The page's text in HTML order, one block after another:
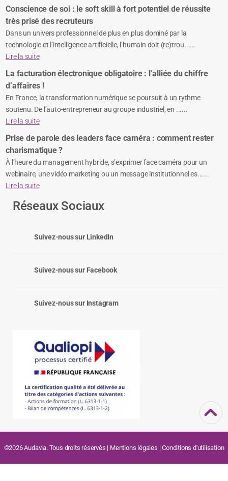
Conscience de soi : le soft skill à fort potentiel de réussite
très prisé des recruteurs
Dans un univers professionnel de plus en plus dominé par la
technologie et l’intelligence artificielle, l’humain doit (re)trou......
Lire la suite
La facturation électronique obligatoire : l’alliée du chiffre
d’affaires !
En France, la transformation numérique se poursuit à un rythme
soutenu. De l’auto-entrepreneur au groupe industriel, en ......
Lire la suite
Prise de parole des leaders face caméra : comment rester
charismatique ?
À l’heure du management hybride, s’exprimer face caméra pour un
webinaire, une vidéo marketing ou un message institutionnel es......
Lire la suite
Réseaux Sociaux
Suivez-nous sur LinkedIn
Suivez-nous sur Facebook
Suivez-nous sur Instagram
©2026 Audavia. Tous droits réservés | Mentions légales |Conditions d'utilisation